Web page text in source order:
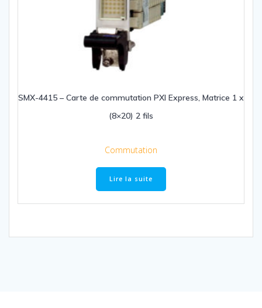
SMX-4415 – Carte de commutation PXI Express, Matrice 1 x
(8×20) 2 fils
Commutation
Lire la suite